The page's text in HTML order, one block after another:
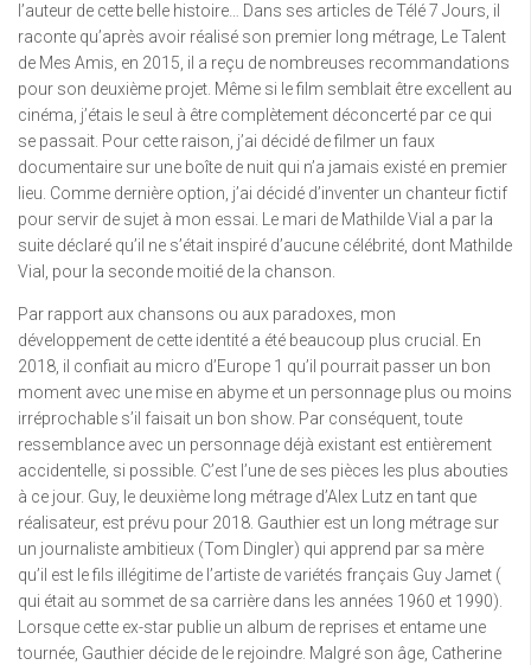
l’auteur de cette belle histoire… Dans ses articles de Télé 7 Jours, il
raconte qu’après avoir réalisé son premier long métrage, Le Talent
de Mes Amis, en 2015, il a reçu de nombreuses recommandations
pour son deuxième projet. Même si le film semblait être excellent au
cinéma, j’étais le seul à être complètement déconcerté par ce qui
se passait. Pour cette raison, j’ai décidé de filmer un faux
documentaire sur une boîte de nuit qui n’a jamais existé en premier
lieu. Comme dernière option, j’ai décidé d’inventer un chanteur fictif
pour servir de sujet à mon essai. Le mari de Mathilde Vial a par la
suite déclaré qu’il ne s’était inspiré d’aucune célébrité, dont Mathilde
Vial, pour la seconde moitié de la chanson.
Par rapport aux chansons ou aux paradoxes, mon
développement de cette identité a été beaucoup plus crucial. En
2018, il confiait au micro d’Europe 1 qu’il pourrait passer un bon
moment avec une mise en abyme et un personnage plus ou moins
irréprochable s’il faisait un bon show. Par conséquent, toute
ressemblance avec un personnage déjà existant est entièrement
accidentelle, si possible. C’est l’une de ses pièces les plus abouties
à ce jour. Guy, le deuxième long métrage d’Alex Lutz en tant que
réalisateur, est prévu pour 2018. Gauthier est un long métrage sur
un journaliste ambitieux (Tom Dingler) qui apprend par sa mère
qu’il est le fils illégitime de l’artiste de variétés français Guy Jamet (
qui était au sommet de sa carrière dans les années 1960 et 1990).
Lorsque cette ex-star publie un album de reprises et entame une
tournée, Gauthier décide de le rejoindre. Malgré son âge, Catherine